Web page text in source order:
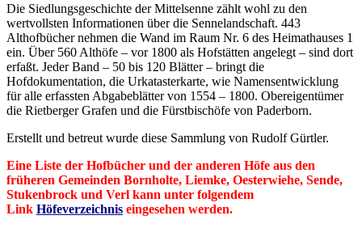
Die Siedlungsgeschichte der Mittelsenne zählt wohl zu den
wertvollsten Informationen über die Sennelandschaft. 443
Althofbücher nehmen die Wand im Raum Nr. 6 des Heimathauses 1
ein. Über 560 Althöfe – vor 1800 als Hofstätten angelegt – sind dort
erfaßt. Jeder Band – 50 bis 120 Blätter – bringt die
Hofdokumentation, die Urkatasterkarte, wie Namensentwicklung
für alle erfassten Abgabeblätter von 1554 – 1800. Obereigentümer
die Rietberger Grafen und die Fürstbischöfe von Paderborn.
Erstellt und betreut wurde diese Sammlung von Rudolf Gürtler.
Eine Liste der Hofbücher und der anderen Höfe aus den
früheren Gemeinden Bornholte, Liemke, Oesterwiehe, Sende,
Stukenbrock und Verl kann unter folgendem
Link Höfeverzeichnis eingesehen werden.